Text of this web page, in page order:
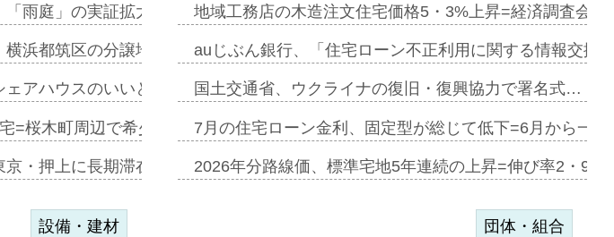
「雨庭」の実証拡大へ=ガーデンカフェ…
浜都筑区の分譲地開発で初協業=お互…
ェアハウスのいいとこどりのコリビング…
=桜木町周辺で希少価値のある2階建…
京・押上に長期滞在型ホテル第1弾が開…
地域工務店の木造注文住宅価格5・3%上昇=経済調査会
auじぶん銀行、「住宅ローン不正利用に関する情報交換
国土交通省、ウクライナの復旧・復興協力で署名式…
7月の住宅ローン金利、固定型が総じて低下=6月から一
2026年分路線価、標準宅地5年連続の上昇=伸び率2・
設備・建材 団体・組合